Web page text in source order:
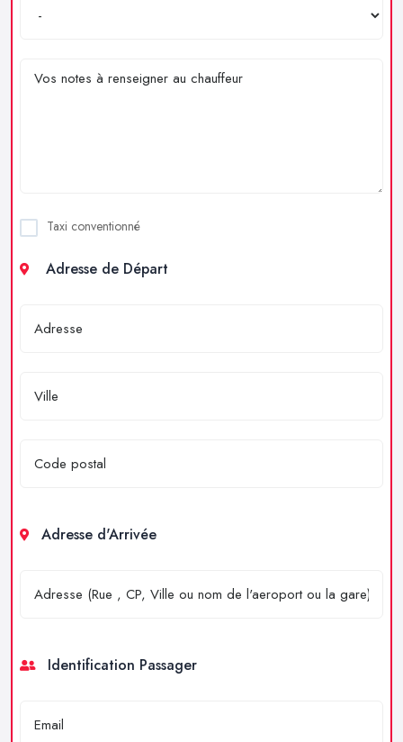
Taxi conventionné
Adresse de Départ
Adresse d'Arrivée
Identification Passager